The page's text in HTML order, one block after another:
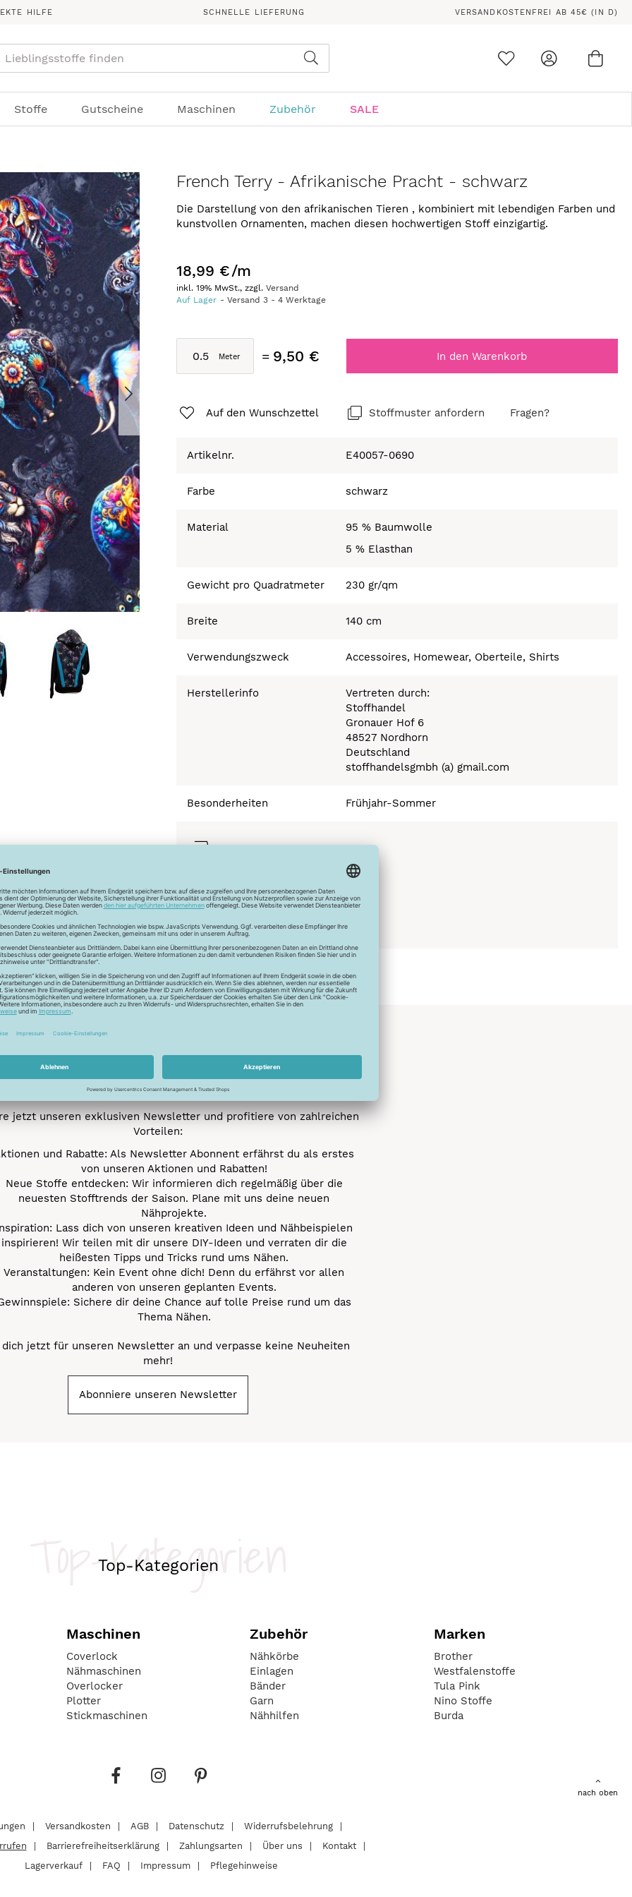
HILFE SCHNELLE LIEFERUNG VERSANDKOSTENFREI AB 45€ (IN D)
Stoffe Gutscheine Maschinen Zubehör SALE
French Terry - Afrikanische Pracht - schwarz
Die Darstellung von den afrikanischen Tieren , kombiniert mit lebendigen Farben und
kunstvollen Ornamenten, machen diesen hochwertigen Stoff einzigartig.
18,99 €/m
inkl. 19% MwSt., zzgl.Versand
Auf Lager
Versand3 -4 Werktage
9,50 € In den Warenkorb
Auf den Wunschzettel Stoffmuster anfordern Fragen?
Artikelnr. E40057-0690
Farbe schwarz
Material
95 % Baumwolle
5 % Elasthan
Gewicht pro Quadratmeter 230 gr/qm
Breite 140 cm
Verwendungszweck Accessoires, Homewear, Oberteile, Shirts
Herstellerinfo
Vertreten durch:
Stoffhandel
Gronauer Hof 6
48527 Nordhorn
Deutschland
stoffhandelsgmbh (a) gmail.com
Besonderheiten Frühjahr-Sommer
Newsletter
jetzt unseren exklusiven Newsletter und profitiere von zahlreichen
Vorteilen:
und Rabatte: Als Newsletter Abonnent erfährst du als erstes
von unseren Aktionen und Rabatten!
Neue Stoffe entdecken: Wir informieren dich regelmäßig über die
neuesten Stofftrends der Saison. Plane mit uns deine neuen
Nähprojekte.
Lass dich von unseren kreativen Ideen und Nähbeispielen
inspirieren! Wir teilen mit dir unsere DIY-Ideen und verraten dir die
heißesten Tipps und Tricks rund ums Nähen.
Veranstaltungen: Kein Event ohne dich! Denn du erfährst vor allen
anderen von unseren geplanten Events.
Sichere dir deine Chance auf tolle Preise rund um das
Thema Nähen.
dich jetzt für unseren Newsletter an und verpasse keine Neuheiten
mehr!
Abonniere unseren Newsletter
Top-Kategorien
Top-Kategorien
Maschinen
Coverlock
Nähmaschinen
Overlocker
Plotter
Stickmaschinen
Zubehör
Nähkörbe
Einlagen
Bänder
Garn
Nähhilfen
Marken
Brother
Westfalenstoffe
Tula Pink
Nino Stoffe
Burda
nach oben
Versandkosten AGB Datenschutz
Widerrufsbelehrung
Barrierefreiheitserklärung Zahlungsarten Über uns
Kontakt
Lagerverkauf
FAQ Impressum Pflegehinweise